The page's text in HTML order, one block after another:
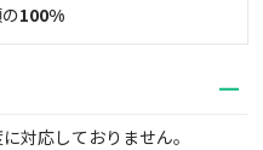
100%
対応しておりません。